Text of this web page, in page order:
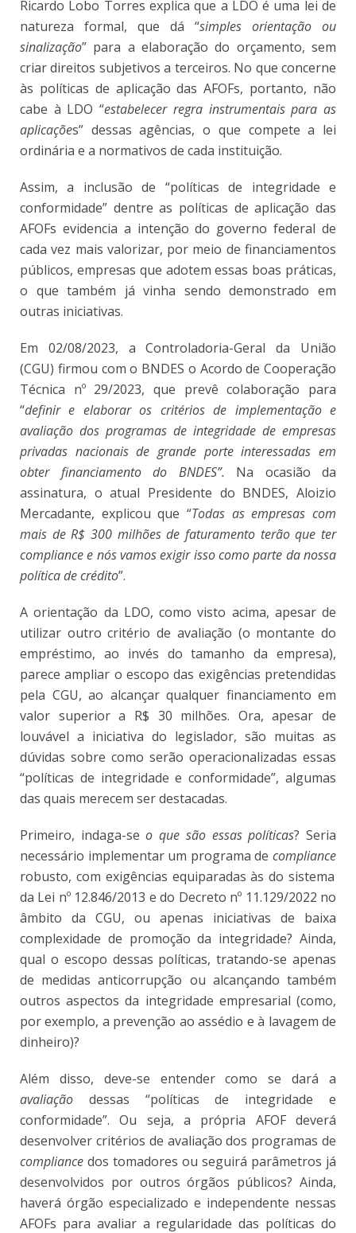
Ricardo Lobo Torres explica que a LDO é uma lei de
natureza formal, que dá “simples orientação ou
sinalização” para a elaboração do orçamento, sem
criar direitos subjetivos a terceiros. No que concerne
às políticas de aplicação das AFOFs, portanto, não
cabe à LDO “estabelecer regra instrumentais para as
aplicações” dessas agências, o que compete a lei
ordinária e a normativos de cada instituição.
Assim, a inclusão de “políticas de integridade e
conformidade” dentre as políticas de aplicação das
AFOFs evidencia a intenção do governo federal de
cada vez mais valorizar, por meio de financiamentos
públicos, empresas que adotem essas boas práticas,
o que também já vinha sendo demonstrado em
outras iniciativas.
Em 02/08/2023, a Controladoria-Geral da União
(CGU) firmou com o BNDES o Acordo de Cooperação
Técnica nº 29/2023, que prevê colaboração para
“definir e elaborar os critérios de implementação e
avaliação dos programas de integridade de empresas
privadas nacionais de grande porte interessadas em
obter financiamento do BNDES”. Na ocasião da
assinatura, o atual Presidente do BNDES, Aloizio
Mercadante, explicou que “Todas as empresas com
mais de R$ 300 milhões de faturamento terão que ter
compliance e nós vamos exigir isso como parte da nossa
política de crédito”.
A orientação da LDO, como visto acima, apesar de
utilizar outro critério de avaliação (o montante do
empréstimo, ao invés do tamanho da empresa),
parece ampliar o escopo das exigências pretendidas
pela CGU, ao alcançar qualquer financiamento em
valor superior a R$ 30 milhões. Ora, apesar de
louvável a iniciativa do legislador, são muitas as
dúvidas sobre como serão operacionalizadas essas
“políticas de integridade e conformidade”, algumas
das quais merecem ser destacadas.
Primeiro, indaga-seo que são essas políticas? Seria
necessário implementar um programa de compliance
robusto, com exigências equiparadas às do sistema
da Lei nº 12.846/2013 e do Decreto nº 11.129/2022 no
âmbito da CGU, ou apenas iniciativas de baixa
complexidade de promoção da integridade? Ainda,
qual o escopo dessas políticas, tratando-se apenas
de medidas anticorrupção ou alcançando também
outros aspectos da integridade empresarial (como,
por exemplo, a prevenção ao assédio e à lavagem de
dinheiro)?
Além disso, deve-se entender como se dará a
avaliação dessas “políticas de integridade e
conformidade”. Ou seja, a própria AFOF deverá
desenvolver critérios de avaliação dos programas de
compliance dos tomadores ou seguirá parâmetros já
desenvolvidos por outros órgãos públicos? Ainda,
haverá órgão especializado e independente nessas
AFOFs para avaliar a regularidade das políticas do